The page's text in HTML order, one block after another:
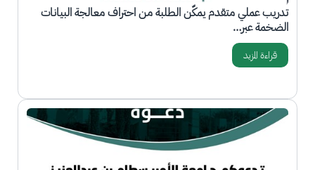
تدريب عملي متقدم يمكّن الطلبة من احتراف معالجة البيانات
الضخمة عبر…
قراءة المزيد
الصورة